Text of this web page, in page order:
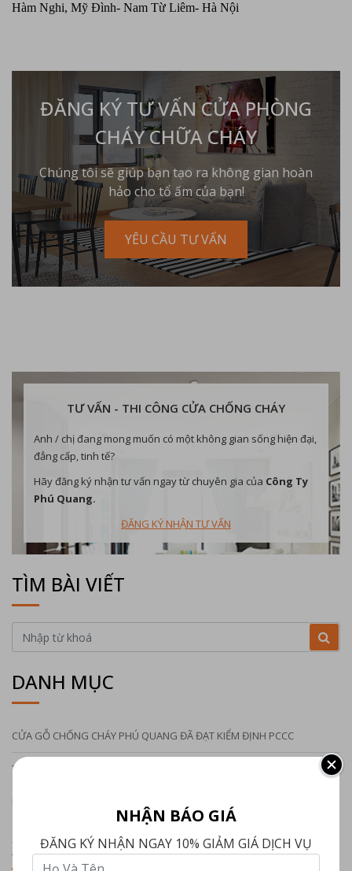
Hàm Nghi, Mỹ Đình- Nam Từ Liêm- Hà Nội
ĐĂNG KÝ TƯ VẤN CỬA PHÒNG
CHÁY CHỮA CHÁY
Chúng tôi sẽ giúp bạn tạo ra không gian hoàn
hảo cho tổ ấm của bạn!
YÊU CẦU TƯ VẤN
TƯ VẤN - THI CÔNG CỬA CHỐNG CHÁY
Anh / chị đang mong muốn có một không gian sống hiện đại,
đẳng cấp, tinh tế?
Hãy đăng ký nhận tư vấn ngay từ chuyên gia của Công Ty
Phú Quang.
ĐĂNG KÝ NHẬN TƯ VẤN
TÌM BÀI VIẾT
DANH MỤC
CỬA GỖ CHỐNG CHÁY PHÚ QUANG ĐÃ ĐẠT KIỂM ĐỊNH PCCC
Tin tức
XU HƯỚNG 2023
NHẬN BÁO GIÁ
ĐĂNG KÝ NHẬN NGAY 10% GIẢM GIÁ DỊCH VỤ